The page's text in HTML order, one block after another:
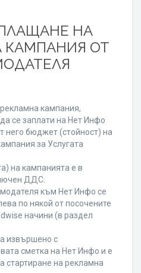
НА
КАМПАНИЯ ОТ
кампания,
се заплати на Нет Инфо
него бюджет (стойност) на
за Услугата
на кампанията е в
ДДС.
към Нет Инфо се
по някой от посочените
начини (в раздел
извършено с
сметка на Нет Инфо и е
стартиране на рекламна